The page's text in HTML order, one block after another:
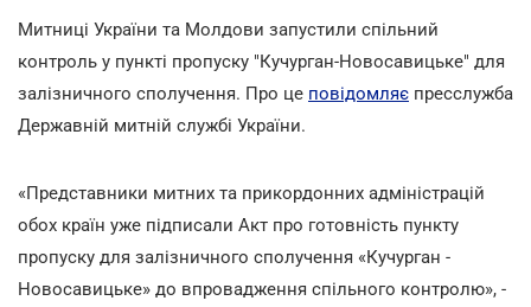
Митниці України та Молдови запустили спільний
контроль у пункті пропуску "Кучурган-Новосавицьке" для
залізничного сполучення. Про це повідомляє пресслужба
Державній митній службі України.
«Представники митних та прикордонних адміністрацій
обох країн уже підписали Акт про готовність пункту
пропуску для залізничного сполучення «Кучурган -
Новосавицьке» до впровадження спільного контролю», -